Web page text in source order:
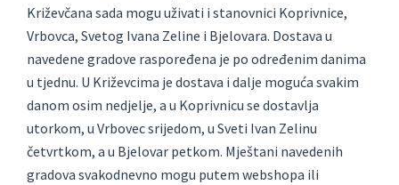
Križevčana sada mogu uživati i stanovnici Koprivnice,
Vrbovca, Svetog Ivana Zeline i Bjelovara. Dostava u
navedene gradove raspoređena je po određenim danima
u tjednu. U Križevcima je dostava i dalje moguća svakim
danom osim nedjelje, a u Koprivnicu se dostavlja
utorkom, u Vrbovec srijedom, u Sveti Ivan Zelinu
četvrtkom, a u Bjelovar petkom. Mještani navedenih
gradova svakodnevno mogu putem webshopa ili